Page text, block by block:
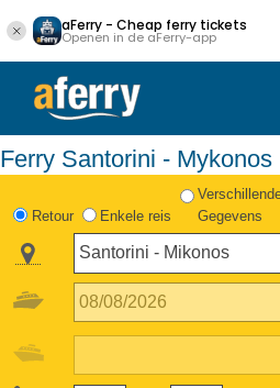
aFerry - Cheap ferry tickets
Openen in de aFerry-app
Ferry Santorini - Mykonos
Retour Enkele reis
Gegevens